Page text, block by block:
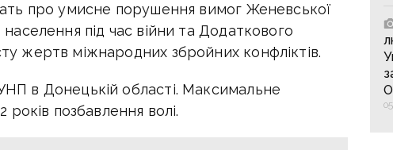
про умисне порушення вимог Женевської
під час війни та Додаткового
жертв міжнародних збройних конфліктів.
в Донецькій області. Максимальне
років позбавлення волі.